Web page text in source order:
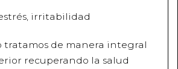
irritabilidad
tratamos de manera integral
recuperando la salud